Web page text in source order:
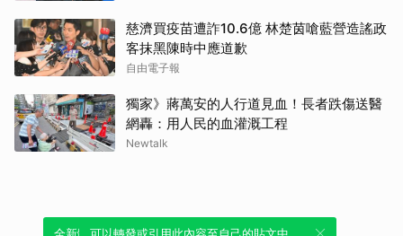
慈濟買疫苗遭詐10.6億 林楚茵嗆藍營造謠政
客抹黑陳時中應道歉
自由電子報
獨家》蔣萬安的人行道見血！長者跌傷送醫
網轟：用人民的血灌溉工程
Newtalk